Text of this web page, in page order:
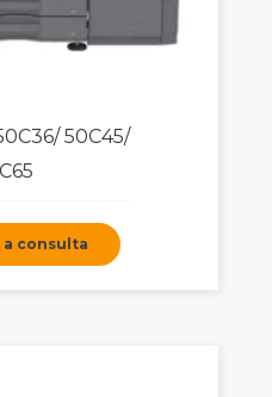
50C45/
consulta